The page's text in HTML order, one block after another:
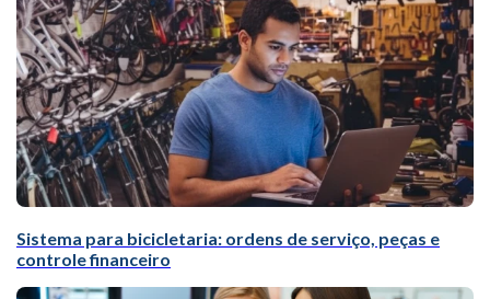
Sistema para bicicletaria: ordens de serviço, peças e
controle financeiro